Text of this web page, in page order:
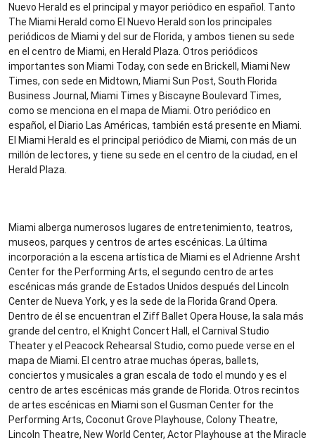
Nuevo Herald es el principal y mayor periódico en español. Tanto
The Miami Herald como El Nuevo Herald son los principales
periódicos de Miami y del sur de Florida, y ambos tienen su sede
en el centro de Miami, en Herald Plaza. Otros periódicos
importantes son Miami Today, con sede en Brickell, Miami New
Times, con sede en Midtown, Miami Sun Post, South Florida
Business Journal, Miami Times y Biscayne Boulevard Times,
como se menciona en el mapa de Miami. Otro periódico en
español, el Diario Las Américas, también está presente en Miami.
El Miami Herald es el principal periódico de Miami, con más de un
millón de lectores, y tiene su sede en el centro de la ciudad, en el
Herald Plaza.
Miami alberga numerosos lugares de entretenimiento, teatros,
museos, parques y centros de artes escénicas. La última
incorporación a la escena artística de Miami es el Adrienne Arsht
Center for the Performing Arts, el segundo centro de artes
escénicas más grande de Estados Unidos después del Lincoln
Center de Nueva York, y es la sede de la Florida Grand Opera.
Dentro de él se encuentran el Ziff Ballet Opera House, la sala más
grande del centro, el Knight Concert Hall, el Carnival Studio
Theater y el Peacock Rehearsal Studio, como puede verse en el
mapa de Miami. El centro atrae muchas óperas, ballets,
conciertos y musicales a gran escala de todo el mundo y es el
centro de artes escénicas más grande de Florida. Otros recintos
de artes escénicas en Miami son el Gusman Center for the
Performing Arts, Coconut Grove Playhouse, Colony Theatre,
Lincoln Theatre, New World Center, Actor Playhouse at the Miracle